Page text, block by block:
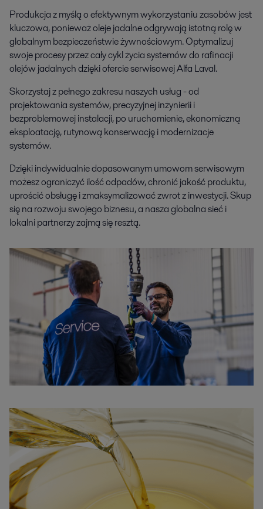
Produkcja z myślą o efektywnym wykorzystaniu zasobów jest
kluczowa, ponieważ oleje jadalne odgrywają istotną rolę w
globalnym bezpieczeństwie żywnościowym. Optymalizuj
swoje procesy przez cały cykl życia systemów do rafinacji
olejów jadalnych dzięki ofercie serwisowej Alfa Laval.
Skorzystaj z pełnego zakresu naszych usług - od
projektowania systemów, precyzyjnej inżynierii i
bezproblemowej instalacji, po uruchomienie, ekonomiczną
eksploatację, rutynową konserwację i modernizacje
systemów.
Dzięki indywidualnie dopasowanym umowom serwisowym
możesz ograniczyć ilość odpadów, chronić jakość produktu,
uprościć obsługę i zmaksymalizować zwrot z inwestycji. Skup
się na rozwoju swojego biznesu, a nasza globalna sieć i
lokalni partnerzy zajmą się resztą.